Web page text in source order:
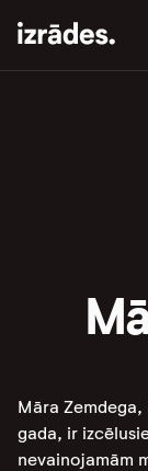
Māra
gada, ir
nevainojamām